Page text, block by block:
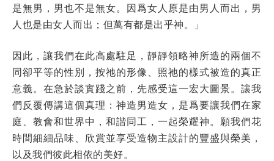
是無男，男也不是無女。因爲女人原是由男人而出，男
人也是由女人而出；但萬有都是出乎神。」
因此，讓我們在此高處駐足，靜靜領略神所造的兩個不
同卻平等的性別，按祂的形像、照祂的樣式被造的真正
意義。在急於談實踐之前，先感受這一宏大圖景。讓我
們反覆傳講這個真理：神造男造女，是爲要讓我們在家
庭、教會和世界中，和諧同工，一起榮耀神。願我們花
時間細細品味、欣賞並享受造物主設計的豐盛與榮美，
以及我們彼此相依的美好。